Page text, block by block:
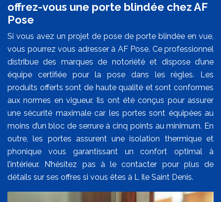
offrez-vous une porte blindée chez AF
Pose
Si vous avez un projet de pose de porte blindée en vue,
vous pourrez vous adresser à AF Pose. Ce professionnel
distribue des marques de notoriété et dispose d’une
équipe certifiée pour la pose dans les règles. Les
produits offerts sont de haute qualité et sont conformes
aux normes en vigueur. Ils ont été conçus pour assurer
une sécurité maximale car les portes sont équipées au
moins d’un bloc de serrure à cinq points au minimum. En
outre, les portes assurent une isolation thermique et
phonique vous garantissant un confort optimal à
l’intérieur. N’hésitez pas à le contacter pour plus de
détails sur ses offres si vous êtes à L Ile Saint Denis.